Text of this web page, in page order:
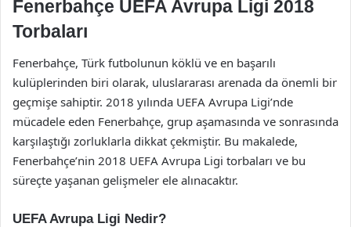
Fenerbahçe UEFA Avrupa Ligi 2018
Torbaları
Fenerbahçe, Türk futbolunun köklü ve en başarılı
kulüplerinden biri olarak, uluslararası arenada da önemli bir
geçmişe sahiptir. 2018 yılında UEFA Avrupa Ligi’nde
mücadele eden Fenerbahçe, grup aşamasında ve sonrasında
karşılaştığı zorluklarla dikkat çekmiştir. Bu makalede,
Fenerbahçe’nin 2018 UEFA Avrupa Ligi torbaları ve bu
süreçte yaşanan gelişmeler ele alınacaktır.
UEFA Avrupa Ligi Nedir?